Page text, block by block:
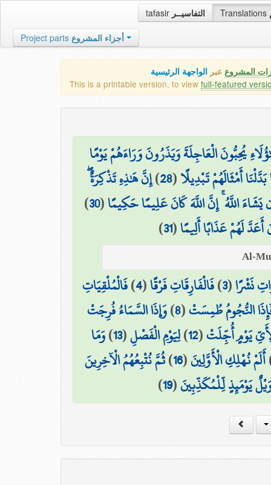
tafasir التفاسيــر Translations
Project parts أجزاء المشروع
المشروع عبر الواجهة الرئيسية
This is a printable version, to view full-featured
يُحِبُّونَ الْعَاجِلَةَ وَيَذَرُونَ وَرَاءَهُمْ يَوْمًا
أَمْثَالَهُمْ تَبْدِيلًا(
28
)إِنَّ هَٰذِهِ تَذْكِرَةٌ ۖ
يَشَاءَ اللَّهُ ۚ إِنَّ اللَّهَ كَانَ عَلِيمًا حَكِيمًا(
30
)
لَهُمْ عَذَابًا أَلِيمًا(
31
)
نَشْرًا(
3
)فَالْفَارِقَاتِ فَرْقًا(
4
)فَالْمُلْقِيَاتِ
النُّجُومُ طُمِسَتْ(
8
)وَإِذَا السَّمَاءُ فُرِجَتْ
يَوْمٍ أُجِّلَتْ(
12
)لِيَوْمِ الْفَصْلِ(
13
)وَمَا
أَلَمْ نُهْلِكِ الْأَوَّلِينَ(
16
)ثُمَّ نُتْبِعُهُمُ الْآخِرِينَ
يَوْمَئِذٍ لِّلْمُكَذِّبِينَ(
19
)